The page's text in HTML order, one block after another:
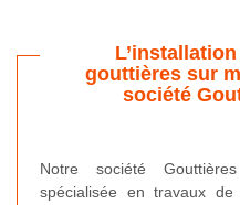
gouttières sur
société
Notre société
spécialisée en travaux